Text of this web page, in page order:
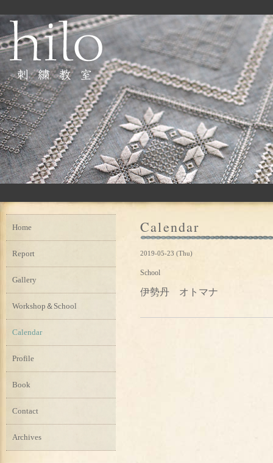
Calendar
2019-05-23 (Thu)
School
伊勢丹 オトマナ
Home
Report
Gallery
Workshop＆School
Calendar
Profile
Book
Contact
Archives